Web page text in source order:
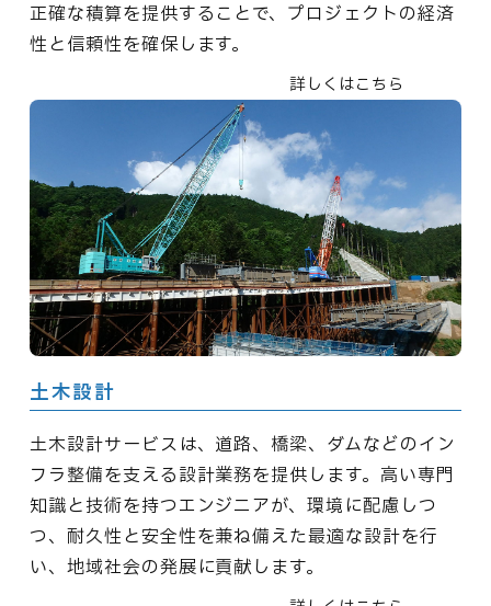
正確な積算を提供することで、プロジェクトの経済
性と信頼性を確保します。
詳しくはこちら
土木設計
土木設計サービスは、道路、橋梁、ダムなどのイン
フラ整備を支える設計業務を提供します。高い専門
知識と技術を持つエンジニアが、環境に配慮しつ
つ、耐久性と安全性を兼ね備えた最適な設計を行
い、地域社会の発展に貢献します。